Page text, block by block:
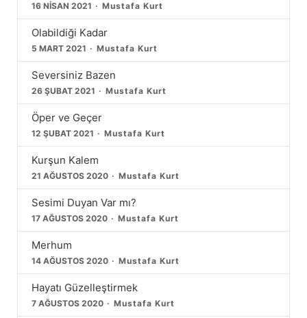
16 NISAN 2021 Mustafa Kurt
Olabildiği Kadar
5 MART 2021 Mustafa Kurt
Seversiniz Bazen
26 ŞUBAT 2021 Mustafa Kurt
Öper ve Geçer
12 ŞUBAT 2021 Mustafa Kurt
Kurşun Kalem
21 AĞUSTOS 2020 Mustafa Kurt
Sesimi Duyan Var mı?
17 AĞUSTOS 2020 Mustafa Kurt
Merhum
14 AĞUSTOS 2020 Mustafa Kurt
Hayatı Güzelleştirmek
7 AĞUSTOS 2020 Mustafa Kurt